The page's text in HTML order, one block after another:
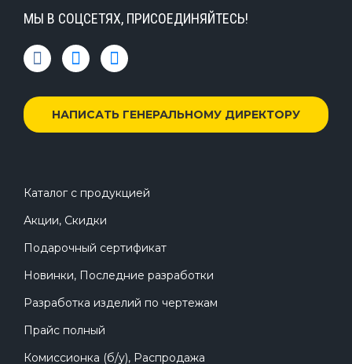
МЫ В СОЦСЕТЯХ, ПРИСОЕДИНЯЙТЕСЬ!
НАПИСАТЬ ГЕНЕРАЛЬНОМУ ДИРЕКТОРУ
Каталог с продукцией
Акции, Скидки
Подарочный сертификат
Новинки, Последние разработки
Разработка изделий по чертежам
Прайс полный
Комиссионка (б/у), Распродажа